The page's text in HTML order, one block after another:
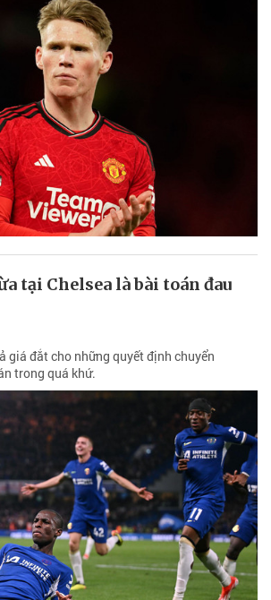
tại Chelsea là bài toán đau
giá đắt cho những quyết định chuyển
trong quá khứ.